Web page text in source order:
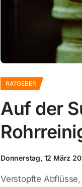
RATGEBER
Auf der
Donnerstag, 12 März
Verstopfte